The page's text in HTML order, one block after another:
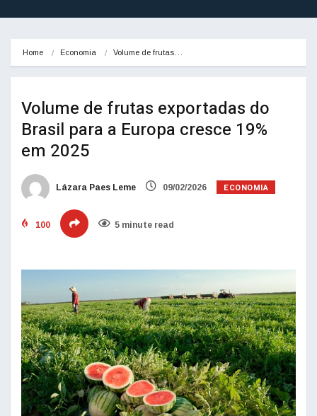
Home Economia Volume de frutas…
Volume de frutas exportadas do
Brasil para a Europa cresce 19%
em 2025
Lázara Paes Leme 09/02/2026 ECONOMIA
100 5 minute read